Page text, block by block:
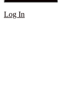
Log In